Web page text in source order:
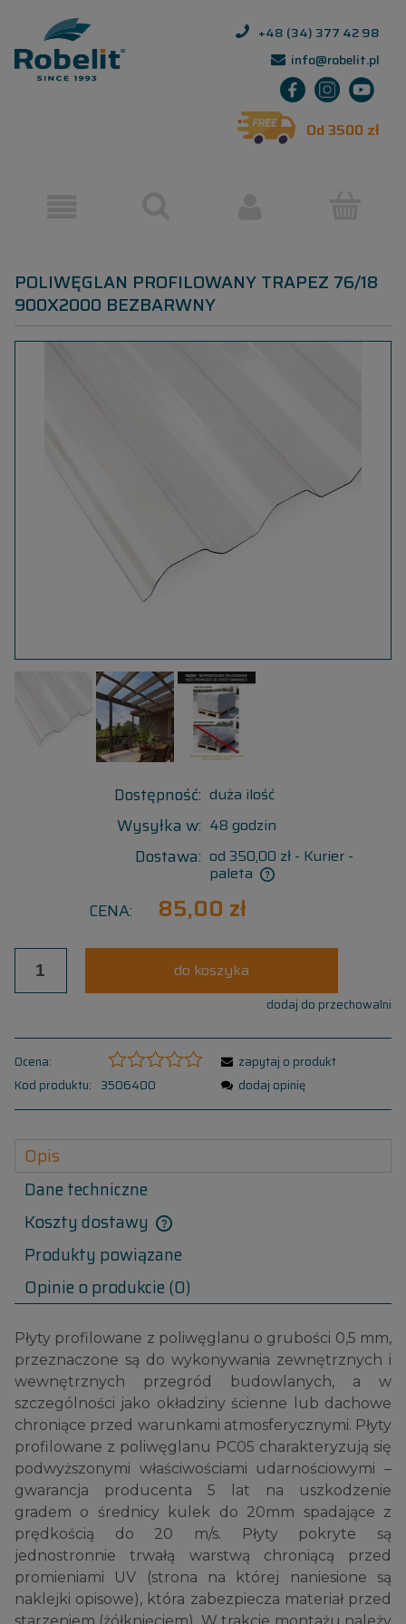
+48 (34) 377 42 98
info@robelit.pl
Od 3500 zł
POLIWĘGLAN PROFILOWANY TRAPEZ 76/18
900X2000 BEZBARWNY
Dostępność: duża ilość
Wysyłka w: 48 godzin
Dostawa: od 350,00 zł - Kurier -
paleta
CENA: 85,00 zł
do koszyka
dodaj do przechowalni
Ocena:
Kod produktu: 3506400
zapytaj o produkt
dodaj opinię
Opis
Dane techniczne
Koszty dostawy
Produkty powiązane
Opinie o produkcie (0)
Płyty profilowane z poliwęglanu o grubości 0,5 mm,
przeznaczone są do wykonywania zewnętrznych i
wewnętrznych przegród budowlanych, a w
szczególności jako okładziny ścienne lub dachowe
chroniące przed warunkami atmosferycznymi. Płyty
profilowane z poliwęglanu PC05 charakteryzują się
podwyższonymi właściwościami udarnościowymi –
gwarancja producenta 5 lat na uszkodzenie
gradem o średnicy kulek do 20mm spadające z
prędkością do 20 m/s. Płyty pokryte są
jednostronnie trwałą warstwą chroniącą przed
promieniami UV (strona na której naniesione są
naklejki opisowe), która zabezpiecza materiał przed